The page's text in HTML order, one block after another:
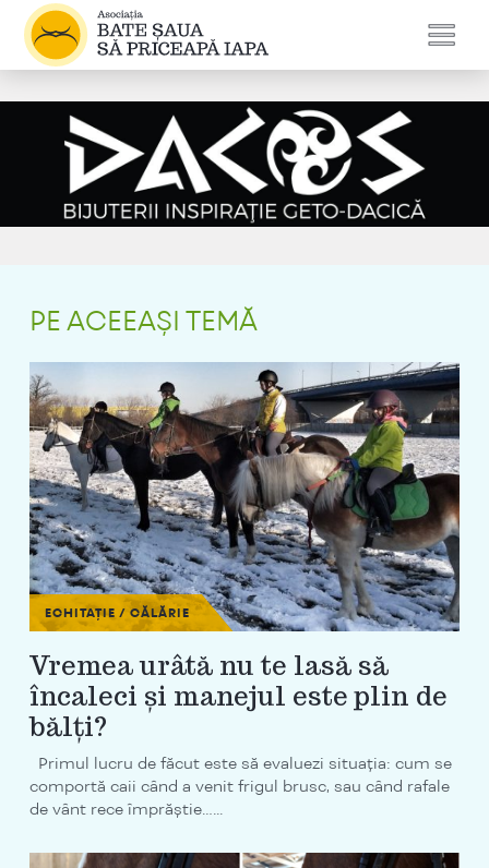
PE ACEEAȘI TEMĂ
ECHITAȚIE / CĂLĂRIE
Vremea urâtă nu te lasă să
încaleci și manejul este plin de
bălți?
Primul lucru de făcut este să evaluezi situația: cum se
comportă caii când a venit frigul brusc, sau când rafale
de vânt rece împrăștie…...